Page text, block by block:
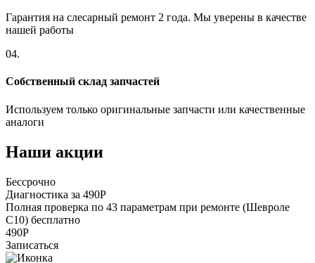
Гарантия на слесарный ремонт 2 года. Мы уверены в качестве
нашей работы
04.
Собственный склад запчастей
Используем только оригинальные запчасти или качественные
аналоги
Наши акции
Бессрочно
Диагностика за 490Р
Полная проверка по 43 параметрам при ремонте (Шевроле
С10) бесплатно
490Р
Записаться